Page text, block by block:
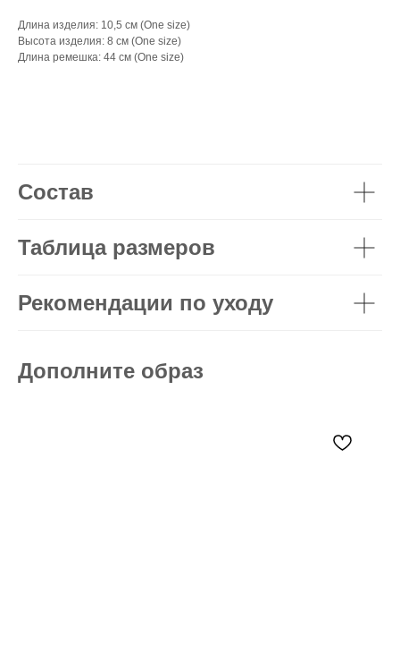
Длина изделия: 10,5 см (One size)
Высота изделия: 8 см (One size)
Длина ремешка: 44 см (One size)
Состав
Таблица размеров
Рекомендации по уходу
Дополните образ